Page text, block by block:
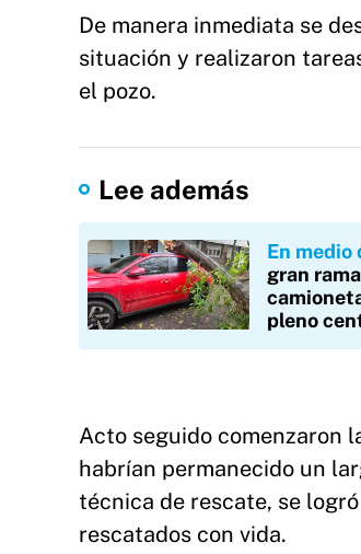
De manera inmediata se
situación y realizaron
el pozo.
Lee además
En
gran
pleno
Acto seguido comenzaron
habrían permanecido un
técnica de rescate, se
rescatados con vida.